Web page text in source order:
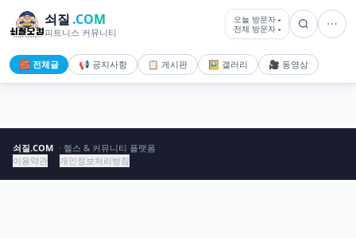
쇠질 .COM
피트니스 커뮤니티
오늘 방문자 -
전체 방문자 -
🧱 전체글 📢 공지사항 📋 게시판 🖼️ 갤러리 🎥 동영상
쇠질.COM · 헬스 & 커뮤니티 플랫폼
이용약관
개인정보처리방침